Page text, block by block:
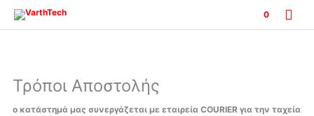
στο
περιεχόμενο
0
Τρόποι Αποστολής
ο κατάστημά μας συνεργάζεται με εταιρεία COURIER για την ταχεία